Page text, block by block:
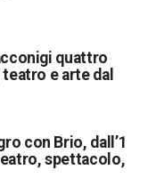
quattro
e arte dal
con Brio, dall’1
spettacolo,